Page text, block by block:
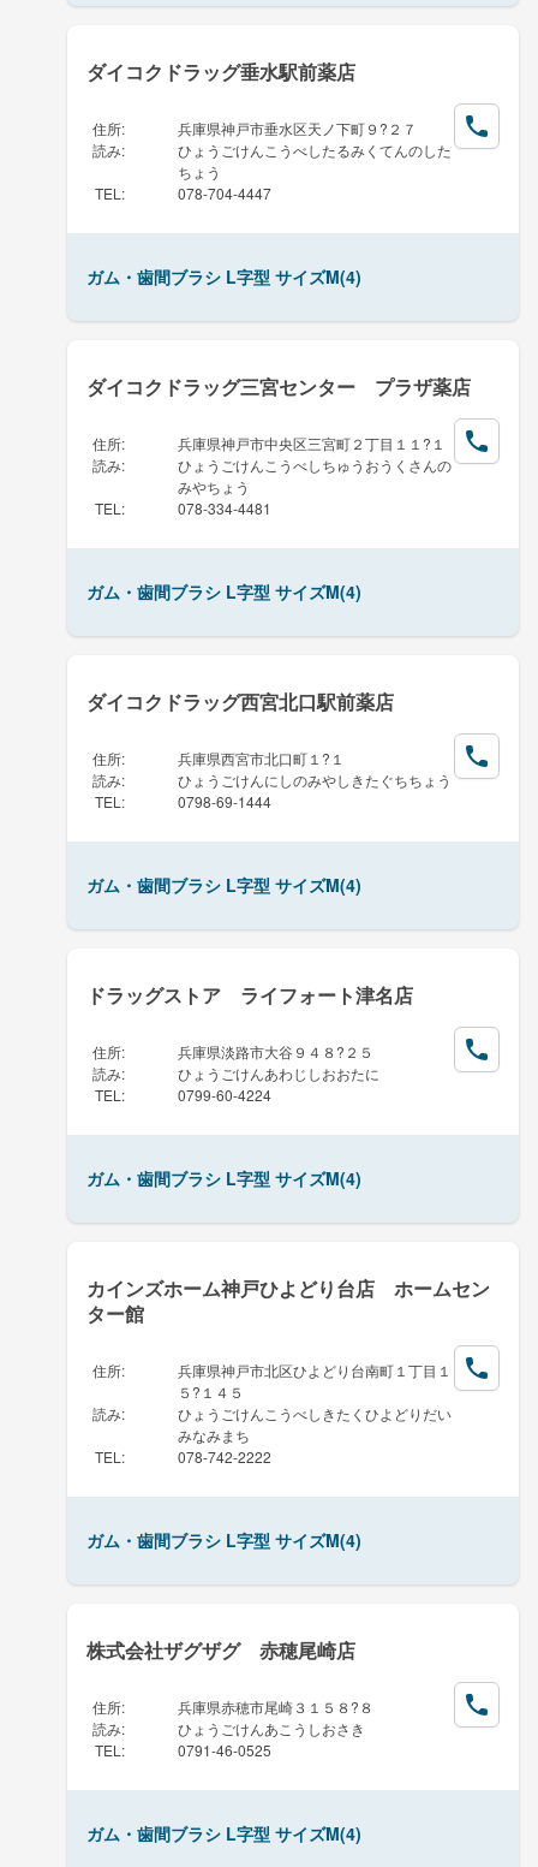
ダイコクドラッグ垂水駅前薬店
住所:
兵庫県神戸市垂水区天ノ下町９?２７
読み:
ひょうごけんこうべしたるみくてんのした
ちょう
TEL : 078-704-4447
ガム・歯間ブラシ L字型 サイズM(4)
ダイコクドラッグ三宮センター プラザ薬店
住所:
兵庫県神戸市中央区三宮町２丁目１１?１
読み:
ひょうごけんこうべしちゅうおうくさんの
みやちょう
TEL : 078-334-4481
ガム・歯間ブラシ L字型 サイズM(4)
ダイコクドラッグ西宮北口駅前薬店
住所:
兵庫県西宮市北口町１?１
読み:
ひょうごけんにしのみやしきたぐちちょう
TEL : 0798-69-1444
ガム・歯間ブラシ L字型 サイズM(4)
ドラッグストア ライフォート津名店
住所:
兵庫県淡路市大谷９４８?２５
読み:
ひょうごけんあわじしおおたに
TEL : 0799-60-4224
ガム・歯間ブラシ L字型 サイズM(4)
カインズホーム神戸ひよどり台店 ホームセン
ター館
住所:
兵庫県神戸市北区ひよどり台南町１丁目１
５?１４５
読み:
ひょうごけんこうべしきたくひよどりだい
みなみまち
TEL : 078-742-2222
ガム・歯間ブラシ L字型 サイズM(4)
株式会社ザグザグ 赤穂尾崎店
住所:
兵庫県赤穂市尾崎３１５８?８
読み:
ひょうごけんあこうしおさき
TEL : 0791-46-0525
ガム・歯間ブラシ L字型 サイズM(4)